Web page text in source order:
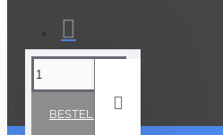
BESTELLEN